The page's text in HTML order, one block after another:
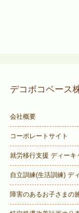
デコボコベース
会社概要
コーポレートサイト
就労移行支援 ディーキ
自立訓練(生活訓練) デ
障害のあるお子さまの